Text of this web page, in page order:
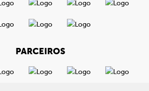
PARCEIROS